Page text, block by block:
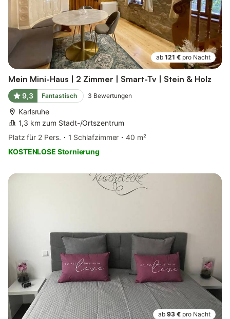
ab 121 € pro Nacht
Mein Mini-Haus | 2 Zimmer | Smart-Tv | Stein & Holz
9,3 Fantastisch 3 Bewertungen
Karlsruhe
1,3 km zum Stadt-/Ortszentrum
Platz für 2 Pers.
1 Schlafzimmer
40 m²
KOSTENLOSE Stornierung
ab 93 € pro Nacht